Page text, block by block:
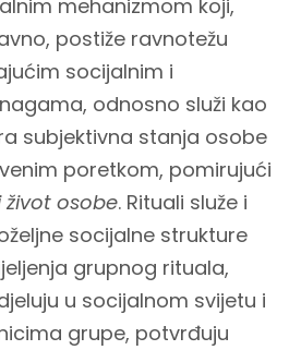
mehanizmom koji,
postiže ravnotežu
socijalnim i
odnosno služi kao
subjektivna stanja osobe
poretkom, pomirujući
osobe. Rituali služe i
socijalne strukture
grupnog rituala,
u socijalnom svijetu i
grupe, potvrđuju